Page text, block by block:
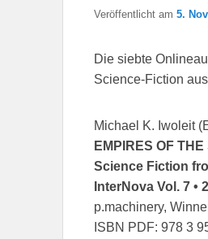
Veröffentlicht am 5.
Die siebte
Science-Fiction
Michael K. Iwoleit
EMPIRES OF THE
Science Fiction
InterNova Vol. 7 •
p.machinery,
ISBN PDF: 978 3